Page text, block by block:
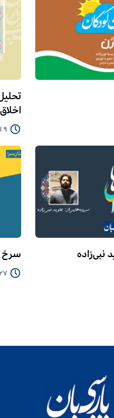
9 اسد 1405
نبی‌زاده سرخ
27 سرطان